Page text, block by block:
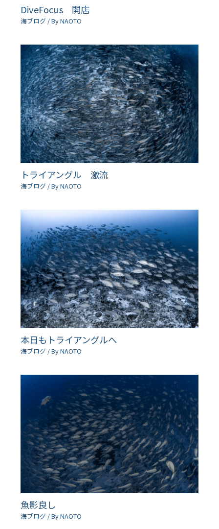
DiveFocus 開店
海ブログ / ByNAOTO
トライアングル 激流
海ブログ / ByNAOTO
本日もトライアングルへ
海ブログ / ByNAOTO
魚影良し
海ブログ / ByNAOTO